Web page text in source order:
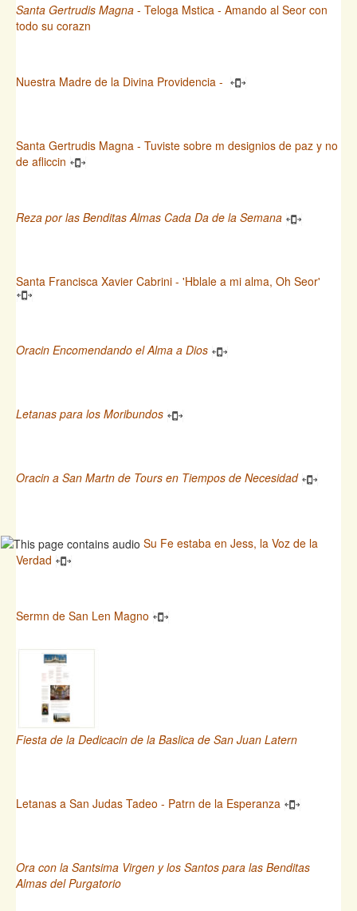
Santa Gertrudis Magna - Teloga Mstica - Amando al Seor con
todo su corazn
Nuestra Madre de la Divina Providencia -
Santa Gertrudis Magna - Tuviste sobre m designios de paz y no
de afliccin
Reza por las Benditas Almas Cada Da de la Semana
Santa Francisca Xavier Cabrini - 'Hblale a mi alma, Oh Seor'
Oracin Encomendando el Alma a Dios
Letanas para los Moribundos
Oracin a San Martn de Tours en Tiempos de Necesidad
Su Fe estaba en Jess, la Voz de la
Verdad
Sermn de San Len Magno
Fiesta de la Dedicacin de la Baslica de San Juan Latern
Letanas a San Judas Tadeo - Patrn de la Esperanza
Ora con la Santsima Virgen y los Santos para las Benditas
Almas del Purgatorio